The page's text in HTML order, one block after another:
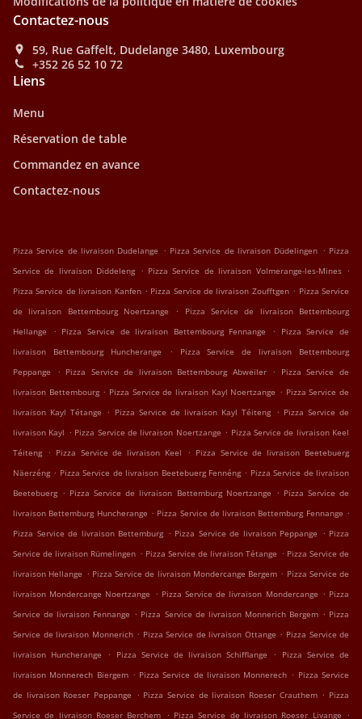
Contactez-nous
59, Rue Gaffelt, Dudelange 3480, Luxembourg
+352 26 52 10 72
Liens
Menu
Réservation de table
Commandez en avance
Contactez-nous
Pizza Service de livraison Dudelange . Pizza Service de livraison Düdelingen . Pizza
Service de livraison Diddeleng . Pizza Service de livraison Volmerange-les-Mines .
Pizza Service de livraison Kanfen . Pizza Service de livraison Zoufftgen . Pizza Service
de livraison Bettembourg Noertzange
.
Pizza Service de livraison Bettembourg
Hellange
. Pizza Service de livraison Bettembourg Fennange .
Pizza Service de
livraison Bettembourg Huncherange
.
Pizza Service de livraison Bettembourg
Peppange
. Pizza Service de livraison Bettembourg Abweiler .
Pizza Service de
livraison Bettembourg . Pizza Service de livraison Kayl Noertzange . Pizza Service de
livraison Kayl Tétange
. Pizza Service de livraison Kayl Téiteng . Pizza Service de
livraison Kayl . Pizza Service de livraison Noertzange . Pizza Service de livraison Keel
Téiteng . Pizza Service de livraison Keel . Pizza Service de livraison Beetebuerg
Näerzéng . Pizza Service de livraison Beetebuerg Fennéng . Pizza Service de livraison
Beetebuerg . Pizza Service de livraison Bettemburg Noertzange . Pizza Service de
livraison Bettemburg Huncherange . Pizza Service de livraison Bettemburg Fennange .
Pizza Service de livraison Bettemburg . Pizza Service de livraison Peppange . Pizza
Service de livraison Rümelingen . Pizza Service de livraison Tétange . Pizza Service de
livraison Hellange . Pizza Service de livraison Mondercange Bergem . Pizza Service de
livraison Mondercange Noertzange . Pizza Service de livraison Mondercange . Pizza
Service de livraison Fennange . Pizza Service de livraison Monnerich Bergem . Pizza
Service de livraison Monnerich . Pizza Service de livraison Ottange . Pizza Service de
livraison Huncherange
. Pizza Service de livraison Schifflange .
Pizza Service de
livraison Monnerech Biergem . Pizza Service de livraison Monnerech . Pizza Service
de livraison Roeser Peppange . Pizza Service de livraison Roeser Crauthem . Pizza
Service de livraison Roeser Berchem . Pizza Service de livraison Roeser Livange .